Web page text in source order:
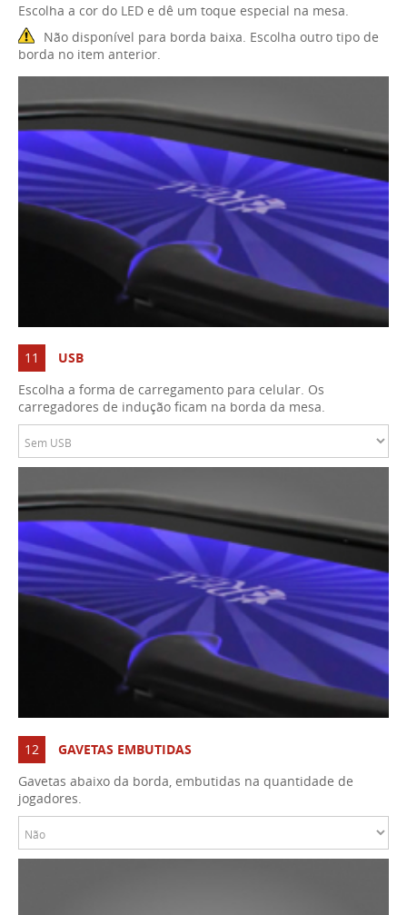
Escolha a cor do LED e dê um toque especial na mesa.
Não disponível para borda baixa. Escolha outro tipo de
borda no item anterior.
11
USB
Escolha a forma de carregamento para celular. Os
carregadores de indução ficam na borda da mesa.
12
GAVETAS EMBUTIDAS
Gavetas abaixo da borda, embutidas na quantidade de
jogadores.